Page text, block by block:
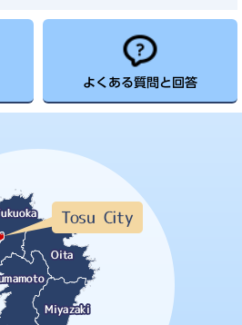
よくある質問と回答